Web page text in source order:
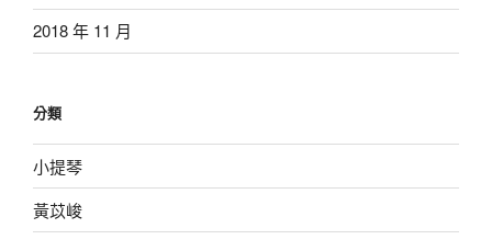
2018 年 11 月
分類
小提琴
黃苡峻